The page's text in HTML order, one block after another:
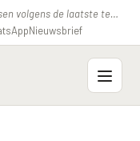
1 van de 10 beste cosmetische artsen volgens de laatste test van de consumentenbond.
Nieuwsbrief